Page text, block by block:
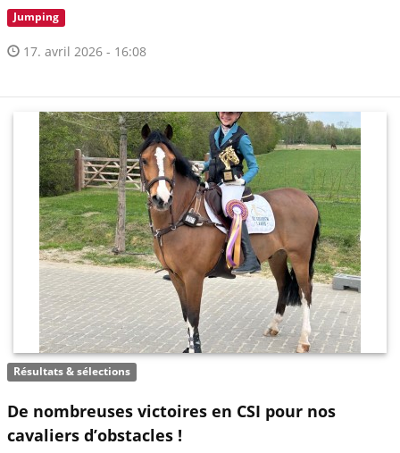
Jumping
17. avril 2026 - 16:08
Résultats & sélections
De nombreuses victoires en CSI pour nos
cavaliers d’obstacles !